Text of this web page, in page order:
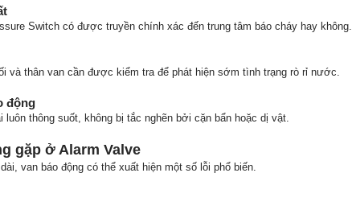
Switch có được truyền chính xác đến trung tâm báo cháy hay không.
và thân van cần được kiểm tra để phát hiện sớm tình trạng rò rỉ nước.
động
thông suốt, không bị tắc nghẽn bởi cặn bẩn hoặc dị vật.
gặp ở Alarm Valve
van báo động có thể xuất hiện một số lỗi phổ biến.